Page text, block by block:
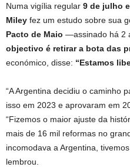
Numa vigília regular 9 de julho
Miley fez um estudo sobre sua
Pacto de Maio —assinado há 2
objectivo é retirar a bota das
económico, disse: “Estamos
“A Argentina decidiu o caminho
isso em 2023 e aprovaram em
“Fizemos o maior ajuste da
mais de 16 mil reformas no
incomodava a Argentina,
lembrou.